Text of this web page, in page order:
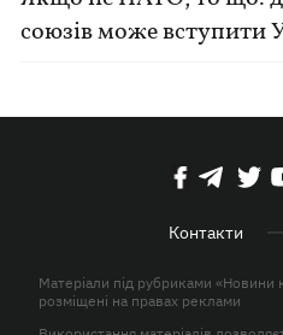
союзів може вступити
Контакти
Матеріали під рубриками «Новини
розміщені на правах реклами